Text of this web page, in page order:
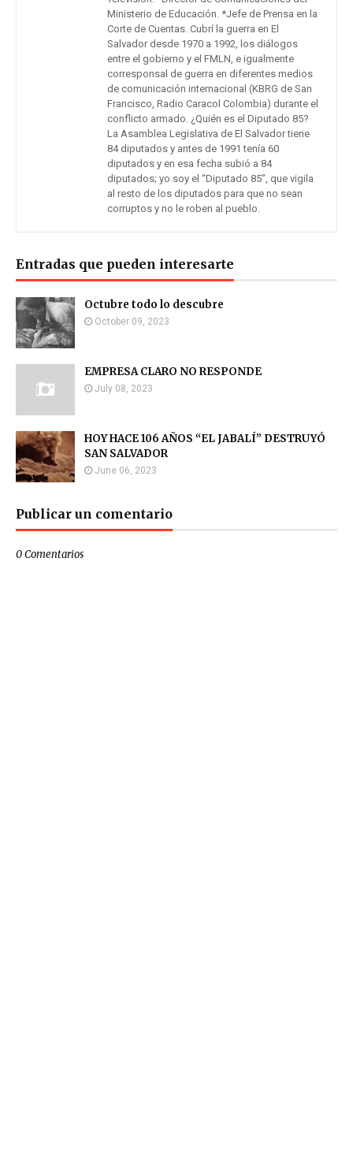
Ministerio de Educación. *Jefe de Prensa en la
Corte de Cuentas. Cubrí la guerra en El
Salvador desde 1970 a 1992, los diálogos
entre el gobierno y el FMLN, e igualmente
corresponsal de guerra en diferentes medios
de comunicación internacional (KBRG de San
Francisco, Radio Caracol Colombia) durante el
conflicto armado. ¿Quién es el Diputado 85?
La Asamblea Legislativa de El Salvador tiene
84 diputados y antes de 1991 tenía 60
diputados y en esa fecha subió a 84
diputados; yo soy el “Diputado 85”, que vigila
al resto de los diputados para que no sean
corruptos y no le roben al pueblo.
Entradas que pueden interesarte
Octubre todo lo descubre
October 09, 2023
EMPRESA CLARO NO RESPONDE
July 08, 2023
HOY HACE 106 AÑOS “EL JABALÍ” DESTRUYÓ
SAN SALVADOR
June 06, 2023
Publicar un comentario
0 Comentarios